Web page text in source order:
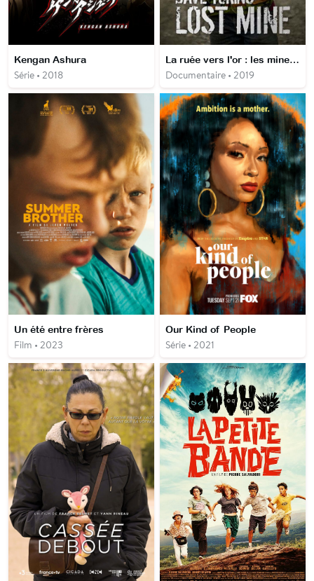
Kengan Ashura
Série • 2018
La ruée vers l'or : les mines perdues
Documentaire • 2019
Un été entre frères
Film • 2023
Our Kind of People
Série • 2021